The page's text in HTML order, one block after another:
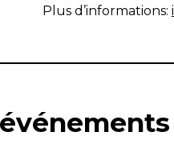
Plus d’informations: